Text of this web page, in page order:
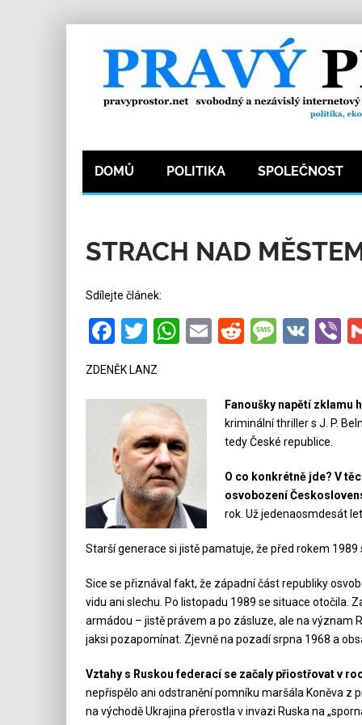
DOMŮ POLITIKA SPOLEČNOST
STRACH NAD
Sdílejte článek:
Facebook
Twitter
WhatsApp
EmailRedditVK
ZDENĚK LANZ
Fanoušky napětí zklamu
kriminální thriller s J. P.
tedy České republice.
O co konkrétně jde? V
osvobození
rok. Už jedenaosmdesát
Starší generace si jistě pamatuje, že před rokem
Sice se přiznával fakt, že západní část republiky
vidu ani slechu. Po listopadu 1989 se situace otočila.
armádou – jistě právem a po zásluze, ale na význam
jaksi pozapomínat. Zjevně na pozadí srpna 1968 a
Vztahy s Ruskou federací se začaly přiostřovat v
nepřispělo ani odstranění pomníku maršála Koněva z
na východě Ukrajina přerostla v invazi Ruska na